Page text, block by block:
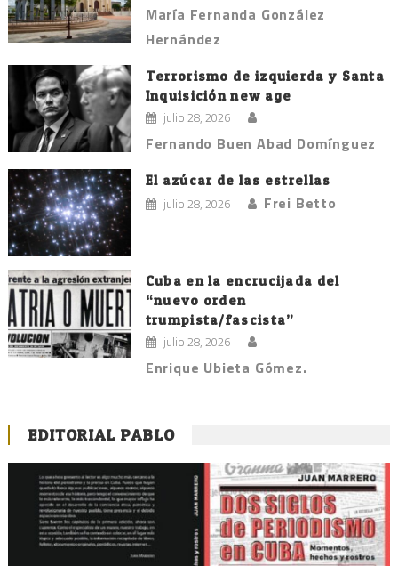
María Fernanda González
Hernández
Terrorismo de izquierda y Santa
Inquisición new age
julio 28, 2026
Fernando Buen Abad Domínguez
El azúcar de las estrellas
julio 28, 2026 Frei Betto
Cuba en la encrucijada del
“nuevo orden
trumpista/fascista”
julio 28, 2026
Enrique Ubieta Gómez.
EDITORIAL PABLO